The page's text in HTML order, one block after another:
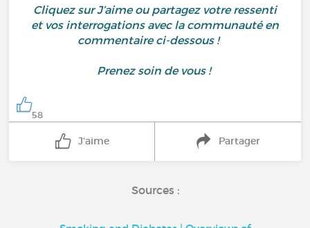
Cliquez sur J’aime ou partagez votre ressenti
et vos interrogations avec la communauté en
commentaire ci-dessous !
Prenez soin de vous !
58
J'aime Partager
Sources :